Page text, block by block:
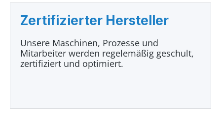
Zertifizierter Hersteller
Unsere Maschinen, Prozesse und
Mitarbeiter werden regelemäßig geschult,
zertifiziert und optimiert.